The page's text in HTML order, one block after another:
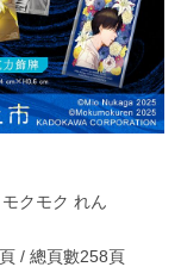
クモク れん
/ 總頁數258頁